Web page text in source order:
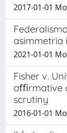
2017-01-01
asimmetria
2021-01-01
Fisher v.
aﬃrmative
scrutiny
2016-01-01